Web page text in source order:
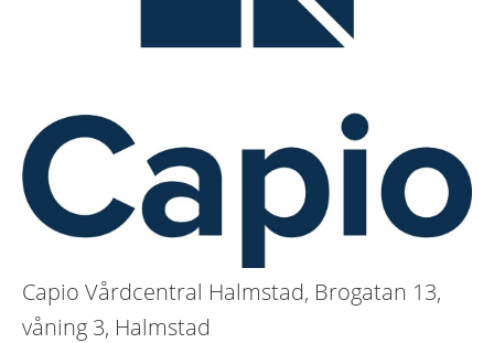
Capio Vårdcentral Halmstad, Brogatan 13,
våning 3, Halmstad